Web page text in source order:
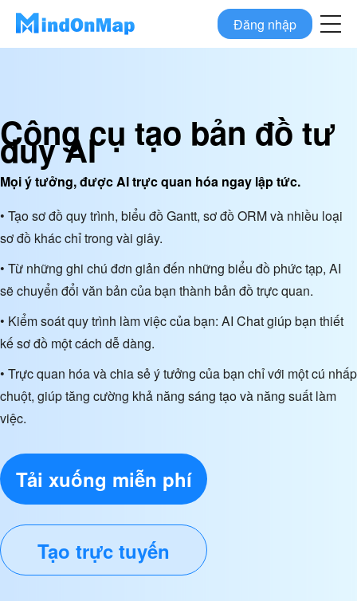
Đăng nhập
Công cụ tạo bản đồ tư
duy AI
Mọi ý tưởng, được AI trực quan hóa ngay lập tức.
• Tạo sơ đồ quy trình, biểu đồ Gantt, sơ đồ ORM và nhiều loại
sơ đồ khác chỉ trong vài giây.
• Từ những ghi chú đơn giản đến những biểu đồ phức tạp, AI
sẽ chuyển đổi văn bản của bạn thành bản đồ trực quan.
• Kiểm soát quy trình làm việc của bạn: AI Chat giúp bạn thiết
kế sơ đồ một cách dễ dàng.
• Trực quan hóa và chia sẻ ý tưởng của bạn chỉ với một cú nhấp
chuột, giúp tăng cường khả năng sáng tạo và năng suất làm
việc.
Tải xuống miễn phí
Tạo trực tuyến